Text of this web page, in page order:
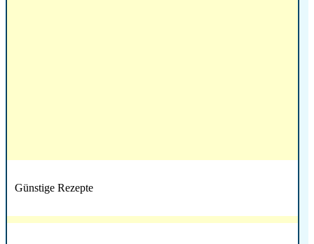
Günstige Rezepte